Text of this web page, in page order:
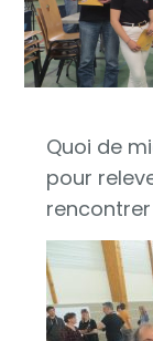
Quoi de
pour